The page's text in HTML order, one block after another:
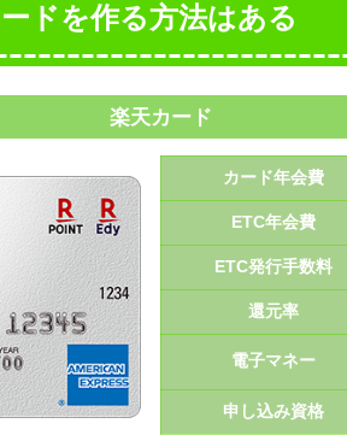
ドを作る方法はある
楽天カード
カード年会費
ETC年会費
ETC発行手数料
還元率
電子マネー
申し込み資格